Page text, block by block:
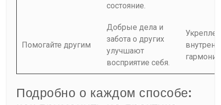
состояние.
Помогайте другим
Добрые дела и
забота о других
улучшают
восприятие себя.
гармонии
Подробно о каждом способе: